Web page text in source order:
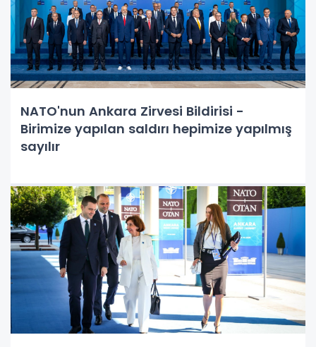
NATO'nun Ankara Zirvesi Bildirisi -
Birimize yapılan saldırı hepimize yapılmış
sayılır